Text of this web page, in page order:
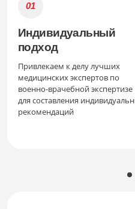
Индивидуальный
подход
Привлекаем к делу лучших
медицинских экспертов по
военно-врачебной экспертизе
для составления
рекомендаций